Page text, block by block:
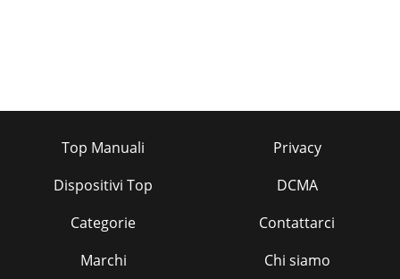
Top Manuali
Dispositivi Top
Categorie
Marchi
Privacy
DCMA
Contattarci
Chi siamo